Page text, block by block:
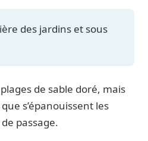
des jardins et sous
de sable doré, mais
s’épanouissent les
passage.